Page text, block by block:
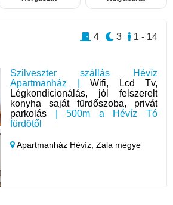
Szilveszter szállás Hévíz
Apartmanház |Wifi, Lcd Tv,
Légkondicionálás, jól felszerelt
konyha saját fürdőszoba, privát
parkolás | 500m a Hévíz Tó
fürdötől
Apartmanház Hévíz,Zala megye
1 - 14
3
4